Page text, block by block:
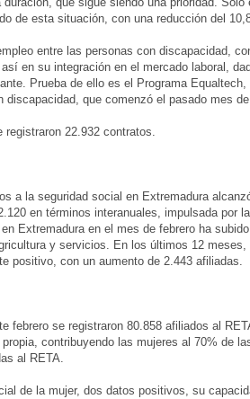
de esta situación, con una reducción del
entre las personas con discapacidad,
en su integración en el mercado laboral,
Prueba de ello es el Programa Equaltech,
que comenzó el pasado mes
registraron 22.932 contratos.
a la seguridad social en Extremadura
en términos interanuales, impulsada por
Extremadura en el mes de febrero ha
y servicios. En los últimos 12 meses,
positivo, con un aumento de 2.443 afiliadas.
febrero se registraron 80.858 afiliados al
contribuyendo las mujeres al 70% de
al RETA.
de la mujer, dos datos positivos, su